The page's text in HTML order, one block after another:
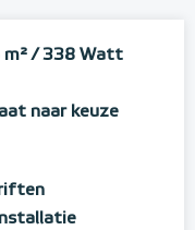
/ 338 Watt
naar keuze